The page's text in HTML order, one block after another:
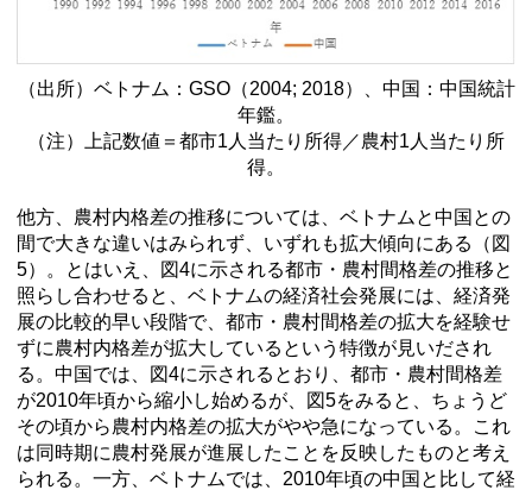
（出所）ベトナム： GSO（2004; 2018）、中国：中国統計
年鑑。
（注）上記数値＝都市1人当たり所得／農村1人当たり所
得。
他方、農村内格差の推移については、ベトナムと中国との
間で大きな違いはみられず、いずれも拡大傾向にある（図
5）。とはいえ、図4に示される都市・農村間格差の推移と
照らし合わせると、ベトナムの経済社会発展には、経済発
展の比較的早い段階で、都市・農村間格差の拡大を経験せ
ずに農村内格差が拡大しているという特徴が見いだされ
る。中国では、図4に示されるとおり、都市・農村間格差
が2010年頃から縮小し始めるが、図5をみると、ちょうど
その頃から農村内格差の拡大がやや急になっている。これ
は同時期に農村発展が進展したことを反映したものと考え
られる。一方、ベトナムでは、2010年頃の中国と比して経